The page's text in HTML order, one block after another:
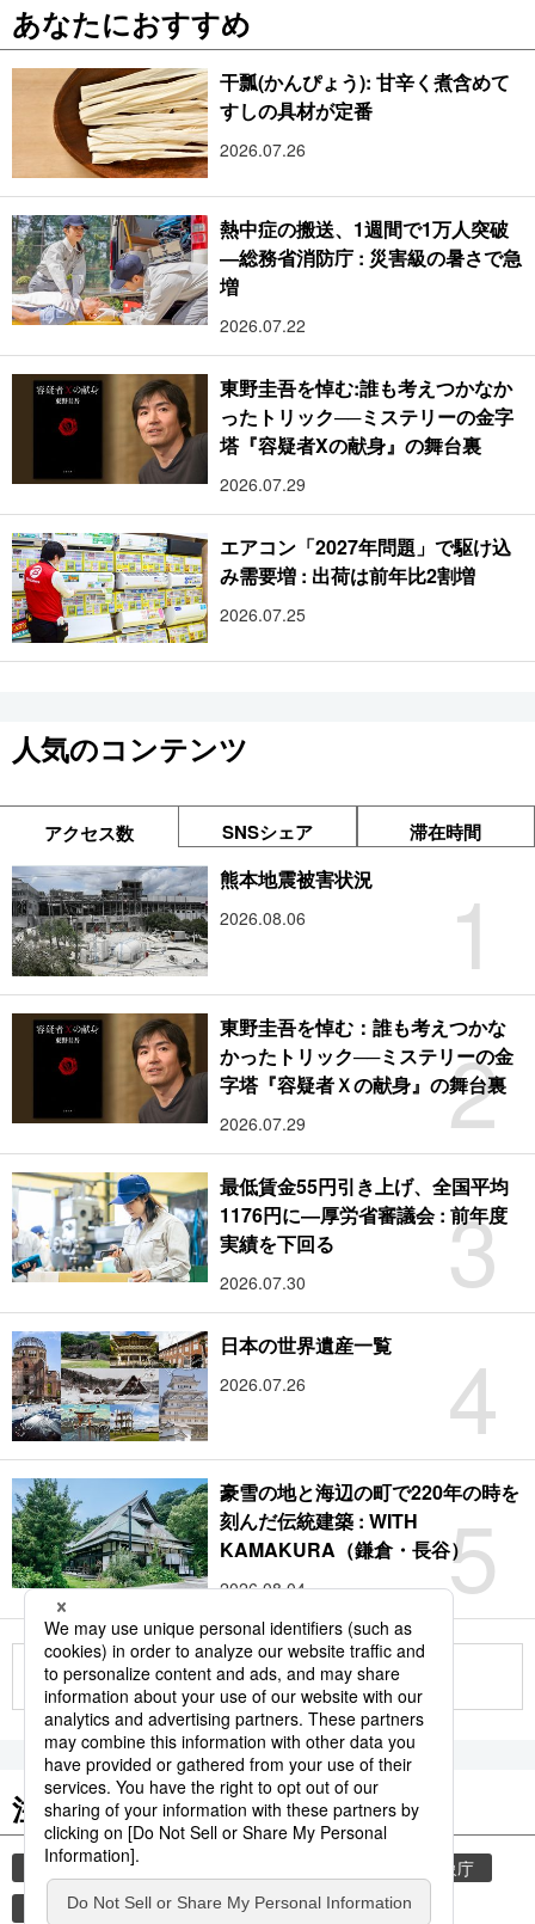
あなたにおすすめ
干瓢(かんぴょう): 甘辛く煮含めて
すしの具材が定番
2026.07.26
熱中症の搬送、1週間で1万人突破
―総務省消防庁 : 災害級の暑さで急
増
2026.07.22
東野圭吾を悼む:誰も考えつかなか
ったトリック──ミステリーの金字
塔『容疑者Xの献身』の舞台裏
2026.07.29
エアコン「2027年問題」で駆け込
み需要増 : 出荷は前年比2割増
2026.07.25
人気のコンテンツ
アクセス数 SNSシェア 滞在時間
1
熊本地震被害状況
2026.08.06
2
東野圭吾を悼む：誰も考えつかな
かったトリック──ミステリーの金
字塔『容疑者Ｘの献身』の舞台裏
2026.07.29
3
最低賃金55円引き上げ、全国平均
1176円に―厚労省審議会 : 前年度
実績を下回る
2026.07.30
4
日本の世界遺産一覧
2026.07.26
5
豪雪の地と海辺の町で220年の時を
刻んだ伝統建築 : WITH
KAMAKURA（鎌倉・長谷）
2026.08.04
もっと見る
注目のキーワード
共同通信ニュース
気象庁
地震 熊本 熊本地震 観光